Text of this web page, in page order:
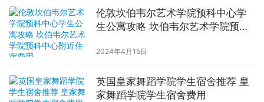
伦敦坎伯韦尔艺术学院预科中心学
生公寓攻略 坎伯韦尔艺术学院预科
2024年4月15日
英国皇家舞蹈学院学生宿舍推荐 皇
家舞蹈学院学生宿舍费用